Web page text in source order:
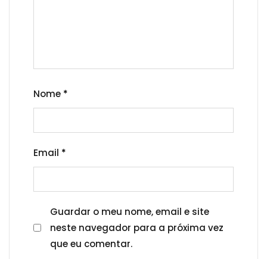
Nome *
Email *
Guardar o meu nome, email e site
neste navegador para a próxima vez
que eu comentar.